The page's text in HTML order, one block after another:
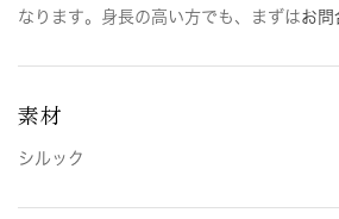
なります。身長の高い方でも、まずはお問
素材
シルック